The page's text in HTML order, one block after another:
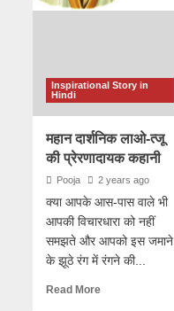
Inspirational Story in
Hindi
महान दार्शनिक लाओ-त्जू
की प्रेरणादायक कहानी
Pooja 2 years ago
क्या आपके आस-पास वाले भी
आपकी विचारधारा को नहीं
समझते और आपको इस जमाने
के झूठे रंग में रंगने की...
Read More